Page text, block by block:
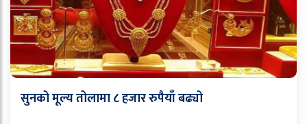
सुनको मूल्य तोलामा ८ हजार रुपैयाँ बढ्यो